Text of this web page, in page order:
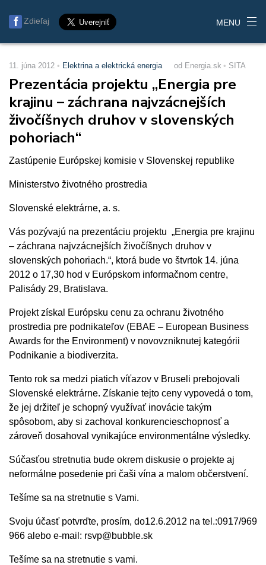
Zdieľaj MENU
11. júna 2012 Elektrina a elektrická energia od Energia.sk SITA
Prezentácia projektu „Energia pre
krajinu – záchrana najvzácnejších
živočíšnych druhov v slovenských
pohoriach“
Zastúpenie Európskej komisie v Slovenskej republike
Ministerstvo životného prostredia
Slovenské elektrárne, a. s.
Vás pozývajú na prezentáciu projektu „Energia pre krajinu
– záchrana najvzácnejších živočíšnych druhov v
slovenských pohoriach.“, ktorá bude vo štvrtok 14. júna
2012 o 17,30 hod v Európskom informačnom centre,
Palisády 29, Bratislava.
Projekt získal Európsku cenu za ochranu životného
prostredia pre podnikateľov (EBAE – European Business
Awards for the Environment) v novovzniknutej kategórii
Podnikanie a biodiverzita.
Tento rok sa medzi piatich víťazov v Bruseli prebojovali
Slovenské elektrárne. Získanie tejto ceny vypovedá o tom,
že jej držiteľ je schopný využívať inovácie takým
spôsobom, aby si zachoval konkurencieschopnosť a
zároveň dosahoval vynikajúce environmentálne výsledky.
Súčasťou stretnutia bude okrem diskusie o projekte aj
neformálne posedenie pri čaši vína a malom občerstvení.
Tešíme sa na stretnutie s Vami.
Svoju účasť potvrďte, prosím, do12.6.2012 na tel.:0917/969
966 alebo e-mail: rsvp@bubble.sk
Tešíme sa na stretnutie s vami.